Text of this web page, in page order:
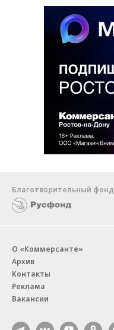
Благотворительный фонд
О «Коммерсанте»
Архив
Контакты
Реклама
Вакансии